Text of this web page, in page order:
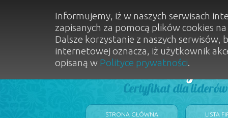
Dobry
Certyfikat dla
STRONA GŁÓWNA LISTA
Informujemy, iż w naszych serwisach
zapisanych za pomocą plików cookies
Dalsze korzystanie z naszych
internetowej oznacza, iż użytkownik
opisaną w Polityce prywatności.